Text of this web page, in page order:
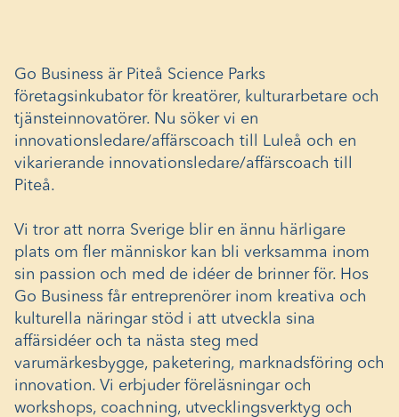
Go Business är Piteå Science Parks
företagsinkubator för kreatörer, kulturarbetare och
tjänsteinnovatörer. Nu söker vi en
innovationsledare/affärscoach till Luleå och en
vikarierande innovationsledare/affärscoach till
Piteå.
Vi tror att norra Sverige blir en ännu härligare
plats om fler människor kan bli verksamma inom
sin passion och med de idéer de brinner för. Hos
Go Business får entreprenörer inom kreativa och
kulturella näringar stöd i att utveckla sina
affärsidéer och ta nästa steg med
varumärkesbygge, paketering, marknadsföring och
innovation. Vi erbjuder föreläsningar och
workshops, coachning, utvecklingsverktyg och